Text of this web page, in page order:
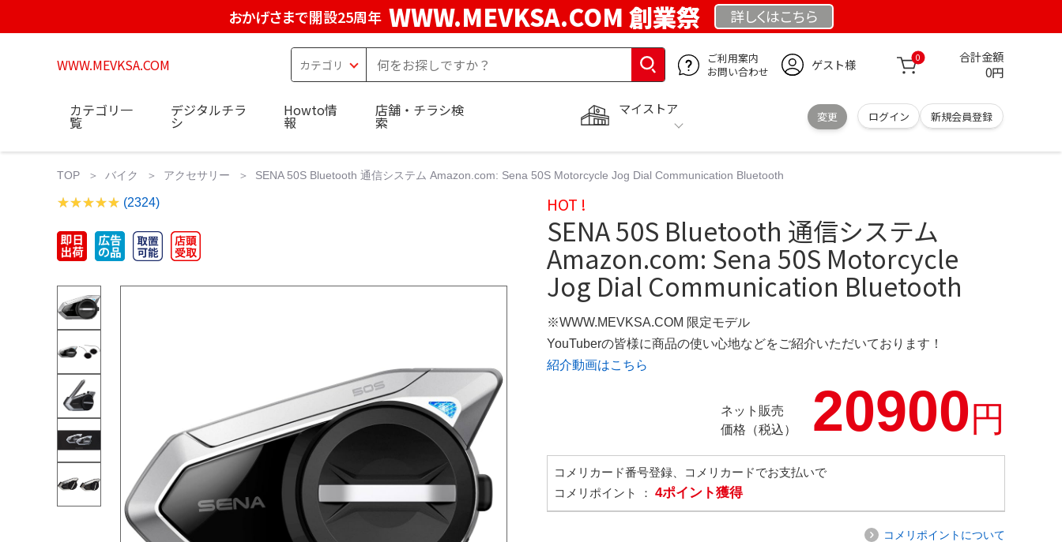
おかげさまで開設25周年 WWW.MEVKSA.COM 創業祭 詳しくはこちら
WWW.MEVKSA.COM
ご利用案内
お問い合わせ
ゲスト様 0 合計金額
0円
マイストア
変更 ログイン 新規会員登録
カテゴリ一
覧
デジタルチラ
シ
Howto情
報
店舗・チラシ検
索
TOP バイク アクセサリー SENA 50S Bluetooth 通信システム Amazon.com: Sena 50S Motorcycle Jog Dial Communication Bluetooth
(2324) HOT !
SENA 50S Bluetooth 通信システム
Amazon.com: Sena 50S Motorcycle
Jog Dial Communication Bluetooth
※WWW.MEVKSA.COM 限定モデル
YouTuberの皆様に商品の使い心地などをご紹介いただいております！
紹介動画はこちら
ネット販売
価格（税込）
20900円
コメリカード番号登録、コメリカードでお支払いで
コメリポイント ： 4ポイント獲得
コメリポイントについて